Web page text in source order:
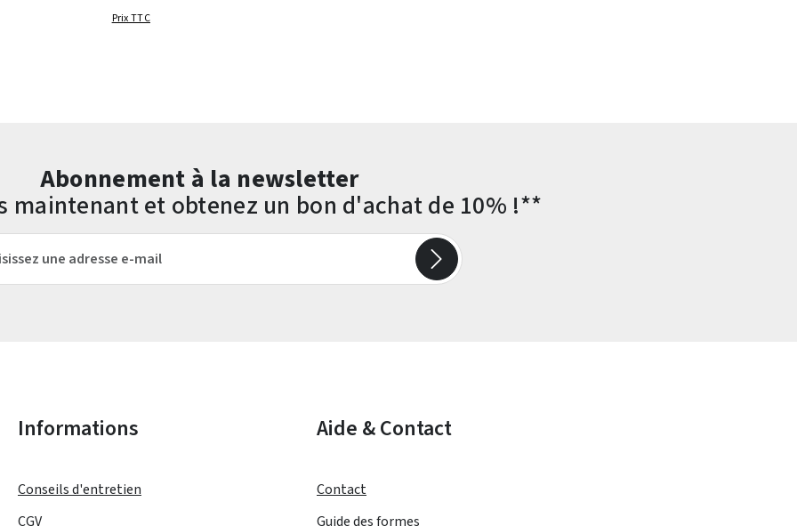
Prix TTC
Abonnement à la newsletter
maintenant et obtenez un bon d'achat de 10% !**
Informations
Conseils d'entretien
CGV
Aide & Contact
Contact
Guide des formes